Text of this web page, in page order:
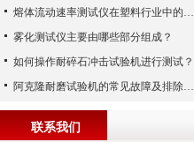
熔体流动速率测试仪在塑料行业中的应用
雾化测试仪主要由哪些部分组成？
如何操作耐碎石冲击试验机进行测试？
阿克隆耐磨试验机的常见故障及排除方法
联系我们